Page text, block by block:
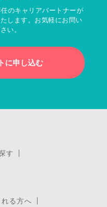
のキャリアパートナーが
します。お気軽にお問い
い。
に申し込む
す
る方へ